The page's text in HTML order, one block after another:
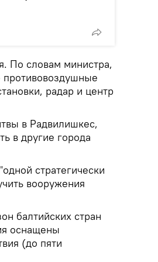
По словам министра,
противовоздушные
радар и центр
в Радвилишкес,
в другие города
стратегически
вооружения
балтийских стран
оснащены
(до пяти